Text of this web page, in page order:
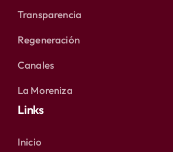
Transparencia
Regeneración
Canales
La Moreniza
Links
Inicio